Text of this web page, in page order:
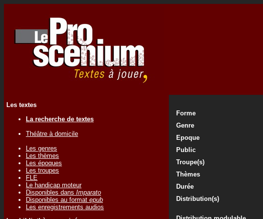
Les textes
La recherche de textes
Théâtre à domicile
Les genres
Les thèmes
Les époques
Les troupes
FLE
Le handicap moteur
Disponibles dans Imparato
Disponibles au format epub
Les enregistrements audios
Forme
Genre
Epoque
Public
Troupe(s)
Thèmes
Durée
Distribution(s)